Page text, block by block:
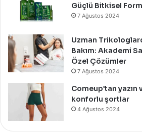
Güçlü Bitkisel
7 Ağustos 2024
Uzman
Bakım: Akademi
Özel Çözümler
7 Ağustos 2024
Comeup’tan
konforlu şortlar
4 Ağustos 2024